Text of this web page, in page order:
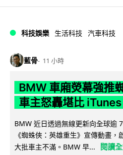
科技娛樂 生活科技 汽車科技
藍骨 11 小時
BMW 車廂熒幕強推
車主怒轟堪比
BMW 近日透過無線更新向全球逾
《蜘蛛俠：英雄重生》宣傳動畫
大批車主不滿。BMW 早...
閱讀